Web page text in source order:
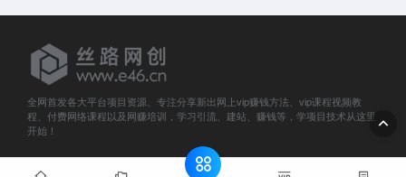
全网首发各大平台项目资源、专注分享新出网上vip赚钱方法、vip课程视频教
程、付费网络课程以及网赚培训，学习引流、建站、赚钱等，学项目技术从这里
开始！